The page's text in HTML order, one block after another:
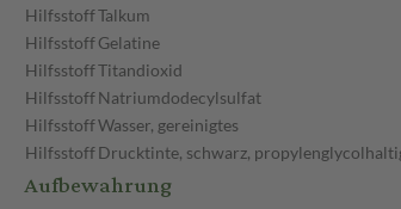
HilfsstoffTalkum
HilfsstoffGelatine
HilfsstoffTitandioxid
HilfsstoffNatriumdodecylsulfat
HilfsstoffWasser, gereinigtes
HilfsstoffDrucktinte, schwarz,
Aufbewahrung